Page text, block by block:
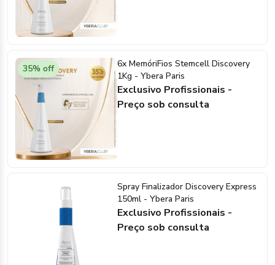
35% off
6x MemóriFios Stemcell Discovery
1Kg - Ybera Paris
Exclusivo Profissionais -
Preço sob consulta
Spray Finalizador Discovery Express
150ml - Ybera Paris
Exclusivo Profissionais -
Preço sob consulta